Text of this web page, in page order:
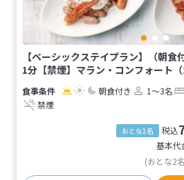
【ベーシックステイプラン】（朝食
1分【禁煙】マラン・コンフォート
朝食付き 1～3名
禁煙
おとな1名 税込
基本代
(おとな2